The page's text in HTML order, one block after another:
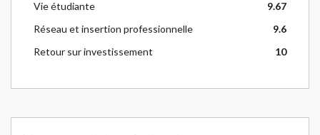
Vie étudiante
9.67
Réseau et insertion professionnelle
9.6
Retour sur investissement
10